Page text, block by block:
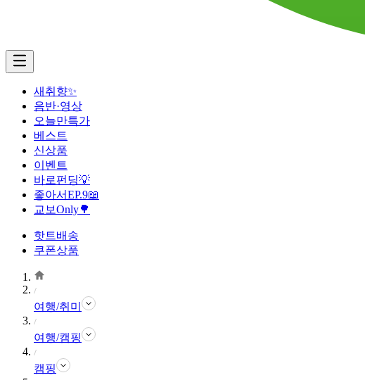
새취향✨
음반·영상
오늘만특가
베스트
신상품
이벤트
바로펀딩💡
좋아서EP.9📖
교보Only🌳
핫트배송
쿠폰상품
여행/취미
여행/캠핑
캠핑